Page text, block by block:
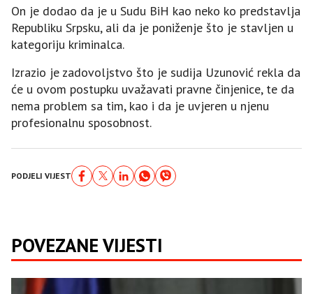
On je dodao da je u Sudu BiH kao neko ko predstavlja
Republiku Srpsku, ali da je poniženje što je stavljen u
kategoriju kriminalca.
Izrazio je zadovoljstvo što je sudija Uzunović rekla da
će u ovom postupku uvažavati pravne činjenice, te da
nema problem sa tim, kao i da je uvjeren u njenu
profesionalnu sposobnost.
PODJELI VIJEST
POVEZANE VIJESTI